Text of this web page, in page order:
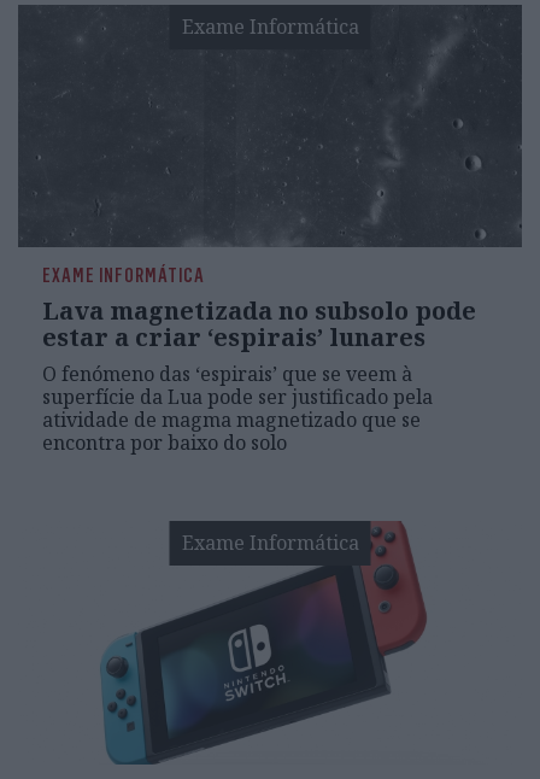
Exame Informática
EXAME INFORMÁTICA
Lava magnetizada no subsolo pode
estar a criar ‘espirais’ lunares
O fenómeno das ‘espirais’ que se veem à
superfície da Lua pode ser justificado pela
atividade de magma magnetizado que se
encontra por baixo do solo
Exame Informática